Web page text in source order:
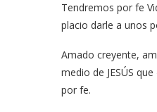
Tendremos por fe
placio darle a unos
Amado creyente,
medio de JESÚS
por fe.